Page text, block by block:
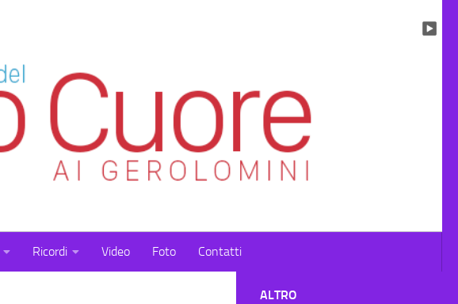
Ricordi Video Foto Contatti
ALTRO